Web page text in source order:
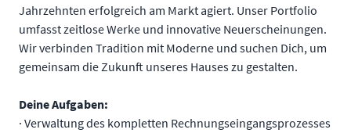
Jahrzehnten erfolgreich am Markt agiert. Unser Portfolio
umfasst zeitlose Werke und innovative Neuerscheinungen.
Wir verbinden Tradition mit Moderne und suchen Dich, um
gemeinsam die Zukunft unseres Hauses zu gestalten.
Deine Aufgaben:
· Verwaltung des kompletten Rechnungseingangsprozesses